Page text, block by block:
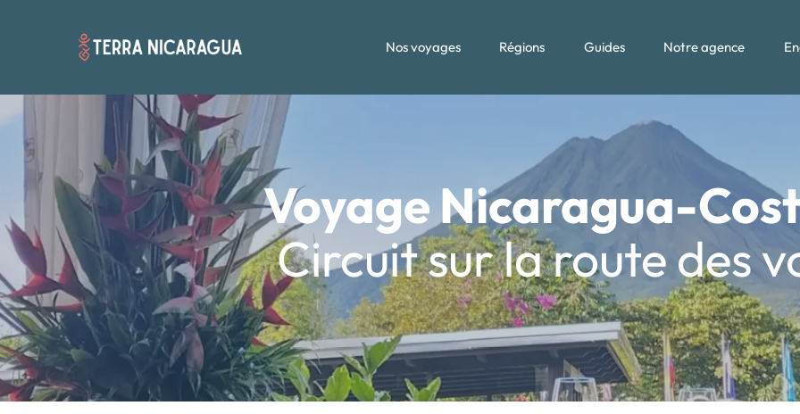
Nos voyages Régions Guides Notre agence
Voyage Nicaragua-
Circuit sur la route des